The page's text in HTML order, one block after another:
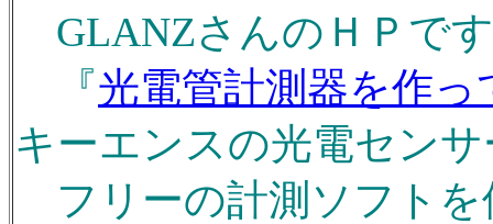
GLANZさんのＨＰで
『光電管計測器を作
キーエンスの光電セン
フリーの計測ソフトを